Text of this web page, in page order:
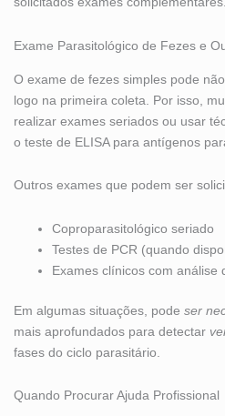
Exame Parasitológico de Fezes e
O exame de fezes simples pode
logo na primeira coleta. Por isso,
realizar exames seriados ou usar
o teste de ELISA para antígenos
Outros exames que podem ser
Coproparasitológico seriado
Testes de PCR (quando
Exames clínicos com análise
Em algumas situações, pode ser
mais aprofundados para detectar
fases do ciclo parasitário.
Quando Procurar Ajuda Profissional